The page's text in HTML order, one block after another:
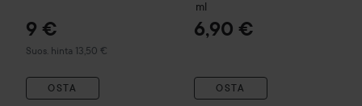
9 €
Suos. hinta 13,50 €
Suositeltu hinta 13,50 €
OSTA
ml
6,90 €
OSTA